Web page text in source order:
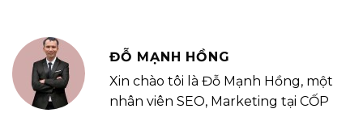
ĐỖ MẠNH HỒNG
Xin chào tôi là Đỗ Mạnh Hồng, một
nhân viên SEO, Marketing tại CỐP